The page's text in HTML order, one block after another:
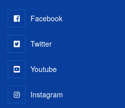
Facebook
Twitter
Youtube
Instagram